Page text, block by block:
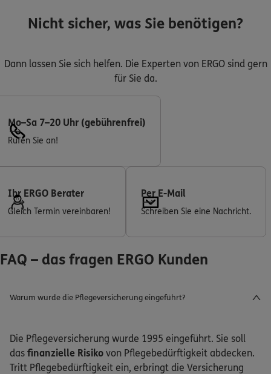
Nicht sicher, was Sie benötigen?
Dann lassen Sie sich helfen. Die Experten von ERGO sind gern
für Sie da.
Mo–Sa 7–20 Uhr (gebührenfrei)
Rufen Sie an!
Ihr ERGO Berater
Gleich Termin vereinbaren!
Per E-Mail
Schreiben Sie eine Nachricht.
FAQ – das fragen ERGO Kunden
Warum wurde die Pflegeversicherung eingeführt?
Die Pflegeversicherung wurde 1995 eingeführt. Sie soll
das finanzielle Risiko von Pflegebedürftigkeit abdecken.
Tritt Pflegebedürftigkeit ein, erbringt die Versicherung